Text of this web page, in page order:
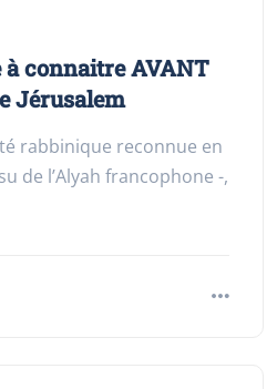
à connaitre AVANT
Jérusalem
rabbinique reconnue en
de l’Alyah francophone -,